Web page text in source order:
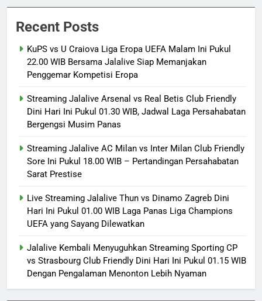
Recent Posts
KuPS vs U Craiova Liga Eropa UEFA Malam Ini Pukul
22.00 WIB Bersama Jalalive Siap Memanjakan
Penggemar Kompetisi Eropa
Streaming Jalalive Arsenal vs Real Betis Club Friendly
Dini Hari Ini Pukul 01.30 WIB, Jadwal Laga Persahabatan
Bergengsi Musim Panas
Streaming Jalalive AC Milan vs Inter Milan Club Friendly
Sore Ini Pukul 18.00 WIB – Pertandingan Persahabatan
Sarat Prestise
Live Streaming Jalalive Thun vs Dinamo Zagreb Dini
Hari Ini Pukul 01.00 WIB Laga Panas Liga Champions
UEFA yang Sayang Dilewatkan
Jalalive Kembali Menyuguhkan Streaming Sporting CP
vs Strasbourg Club Friendly Dini Hari Ini Pukul 01.15 WIB
Dengan Pengalaman Menonton Lebih Nyaman